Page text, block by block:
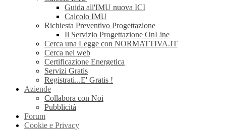
Guida all'IMU nuova ICI
Calcolo IMU
Richiesta Preventivo Progettazione
Il Servizio Progettazione OnLine
Cerca una Legge con NORMATTIVA.IT
Cerca nel web
Certificazione Energetica
Servizi Gratis
Registrati...E' Gratis !
Aziende
Collabora con Noi
Pubblicità
Forum
Cookie e Privacy